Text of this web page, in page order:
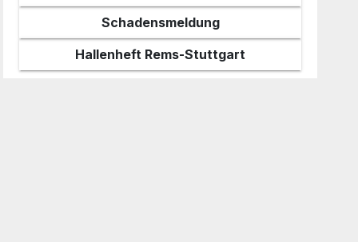
Schadensmeldung
Hallenheft Rems-Stuttgart